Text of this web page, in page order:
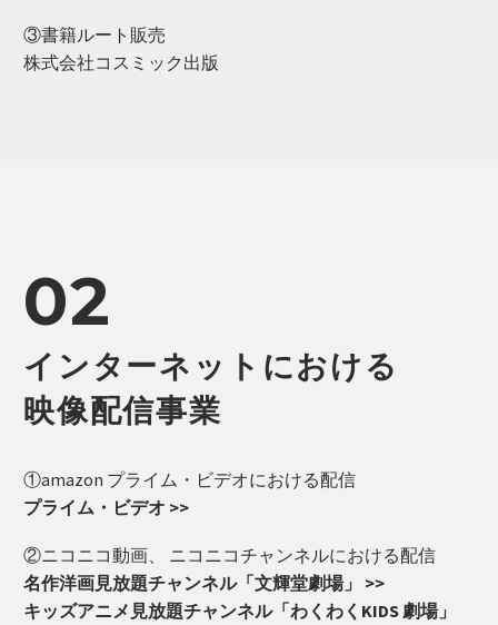
③書籍ルート販売
株式会社コスミック出版
02
インターネットにおける
映像配信事業
①amazon プライム・ビデオにおける配信
プライム・ビデオ >>
②ニコニコ動画、 ニコニコチャンネルにおける配信
名作洋画見放題チャンネル「文輝堂劇場」 >>
キッズアニメ見放題チャンネル「わくわくKIDS 劇場」